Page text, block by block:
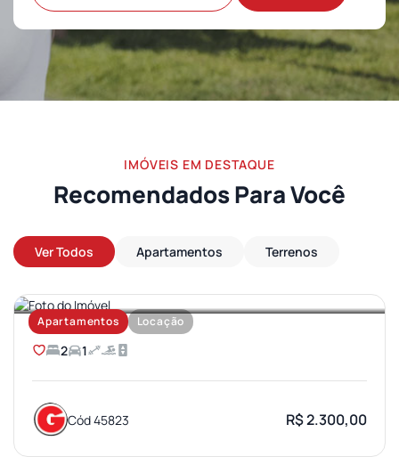
IMÓVEIS EM DESTAQUE
Recomendados Para Você
Ver Todos Apartamentos Terrenos
Apartamentos Locação
AEROPORTO
2 1
Cód 45823 R$ 2.300,00